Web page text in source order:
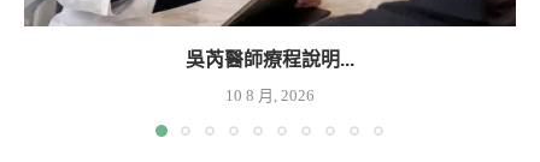
吳芮醫師療程說明...
10 8 月, 2026